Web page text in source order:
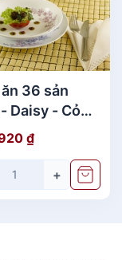
36 sản
Daisy - Cỏ
₫
+